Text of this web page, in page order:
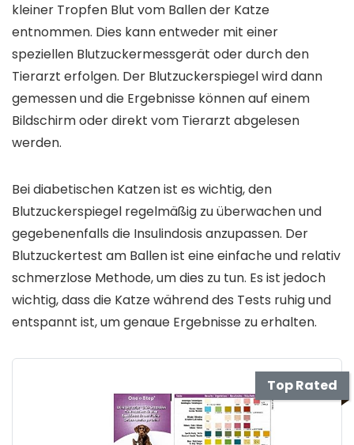
kleiner Tropfen Blut vom Ballen der Katze
entnommen. Dies kann entweder mit einer
speziellen Blutzuckermessgerät oder durch den
Tierarzt erfolgen. Der Blutzuckerspiegel wird dann
gemessen und die Ergebnisse können auf einem
Bildschirm oder direkt vom Tierarzt abgelesen
werden.
Bei diabetischen Katzen ist es wichtig, den
Blutzuckerspiegel regelmäßig zu überwachen und
gegebenenfalls die Insulindosis anzupassen. Der
Blutzuckertest am Ballen ist eine einfache und relativ
schmerzlose Methode, um dies zu tun. Es ist jedoch
wichtig, dass die Katze während des Tests ruhig und
entspannt ist, um genaue Ergebnisse zu erhalten.
Top Rated